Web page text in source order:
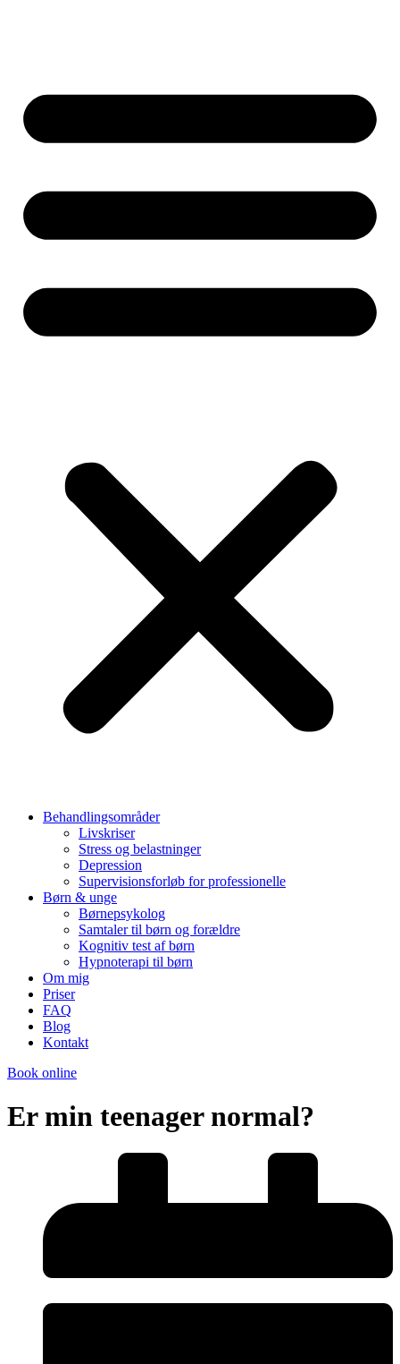
Behandlingsområder
Livskriser
Stress og belastninger
Depression
Supervisionsforløb for professionelle
Børn & unge
Børnepsykolog
Samtaler til børn og forældre
Kognitiv test af børn
Hypnoterapi til børn
Om mig
Priser
FAQ
Blog
Kontakt
Book online
Er min teenager normal?